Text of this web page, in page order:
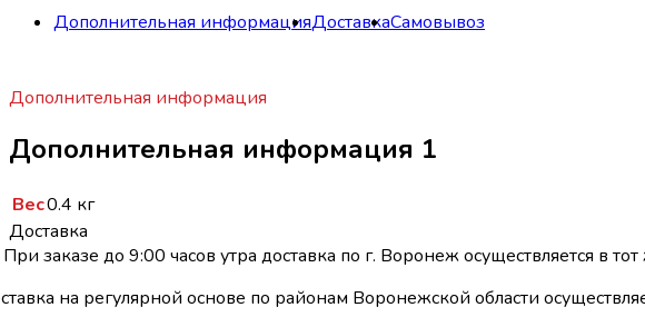
Дополнительная информацияДоставкаСамовывоз
Дополнительная информация
Дополнительная информация 1
Вес0.4 кг
Доставка
При заказе до 9:00 часов утра доставка по г. Воронеж осуществляется в
на регулярной основе по районам Воронежской области